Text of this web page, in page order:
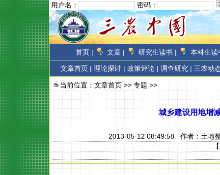
用户名： 密码：
首页 | 文章 | 研究生读书 | 本科生读
文章首页 | 理论探讨 | 政策评论 | 调查研究 | 三农动
当前位置： 文章首页 >>专题 >>
城乡建设用地增
2013-05-12 08:49:58 作者：土地
【